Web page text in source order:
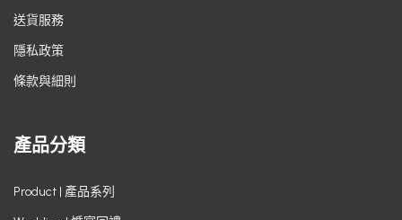
送貨服務
隱私政策
條款與細則
產品分類
Product | 產品系列